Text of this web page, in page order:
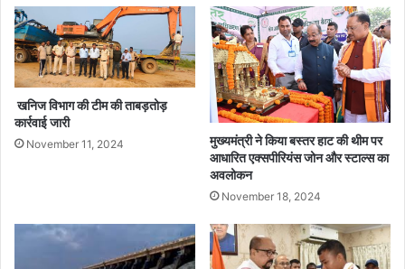
खनिज विभाग की टीम की ताबड़तोड़
कार्रवाई जारी
November 11, 2024
मुख्यमंत्री ने किया बस्तर हाट की थीम पर
आधारित एक्सपीरियंस जोन और स्टाल्स का
अवलोकन
November 18, 2024